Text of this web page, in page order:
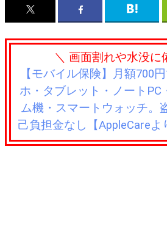
＼ 画面割れや水没に
【モバイル保険】月額700
ホ・タブレット・ノートPC
ム機・スマートウォッチ。
己負担金なし【AppleCareよ